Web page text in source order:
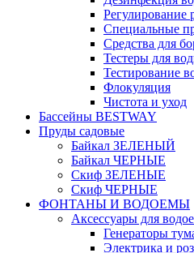
Регулирование
Специальные
Средства для
Тестеры для
Тестирование
Флокуляция
Чистота и уход
Бассейны BESTWAY
Пруды садовые
Байкал ЗЕЛЕНЫЙ
Байкал ЧЕРНЫЕ
Скиф ЗЕЛЕНЫЕ
Скиф ЧЕРНЫЕ
ФОНТАНЫ И ВОДОЕМЫ
Аксессуары для
Генераторы
Электрика и